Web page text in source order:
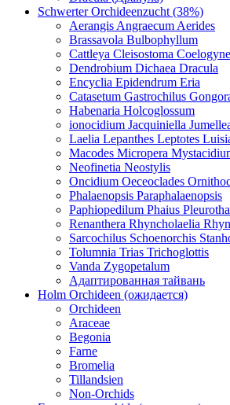
Schwerter Orchideenzucht (38%)
Aerangis Angraecum Aerides
Brassavola Bulbophyllum
Cattleya Cleisostoma Coelogyne
Dendrobium Dichaea Dracula
Encyclia Epidendrum Eria
Catasetum Gastrochilus
Habenaria Holcoglossum
ionocidium Jacquiniella
Laelia Lepanthes Leptotes
Macodes Micropera
Neofinetia Neostylis
Oncidium Oeceoclades
Phalaenopsis Paraphalaenopsis
Paphiopedilum Phaius
Renanthera Rhyncholaelia
Sarcochilus Schoenorchis
Tolumnia Trias Trichoglottis
Vanda Zygopetalum
Адаптированная тайвань
Holm Orchideen (ожидается)
Orchideen
Araceae
Begonia
Farne
Bromelia
Tillandsien
Non-Orchids